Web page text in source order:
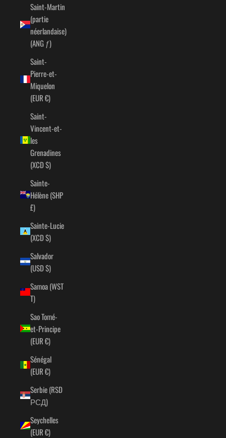
Saint-Martin
(partie
néerlandaise)
(ANG ƒ)
Saint-
Pierre-et-
Miquelon
(EUR €)
Saint-
Vincent-et-
les
Grenadines
(XCD $)
Sainte-
Hélène (SHP
£)
Sainte-Lucie
(XCD $)
Salvador
(USD $)
Samoa (WST
T)
Sao Tomé-
et-Principe
(EUR €)
Sénégal
(EUR €)
Serbie (RSD
РСД)
Seychelles
(EUR €)